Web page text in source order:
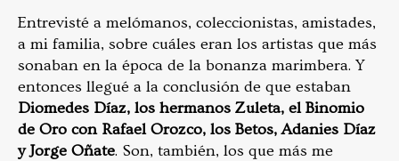
Entrevisté a melómanos, coleccionistas, amistades,
a mi familia, sobre cuáles eran los artistas que más
sonaban en la época de la bonanza marimbera. Y
entonces llegué a la conclusión de que estaban
Diomedes Díaz, los hermanos Zuleta, el Binomio
de Oro con Rafael Orozco, los Betos, Adanies Díaz
y Jorge Oñate. Son, también, los que más me